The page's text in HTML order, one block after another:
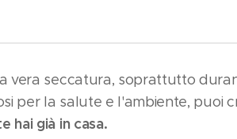
vera seccatura, soprattutto
per la salute e l'ambiente, puoi
hai già in casa.